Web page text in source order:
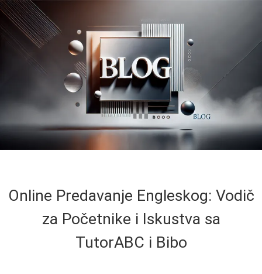
Online Predavanje Engleskog: Vodič
za Početnike i Iskustva sa
TutorABC i Bibo